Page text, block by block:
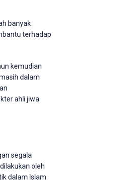
banyak
terhadap
kemudian
dalam
ahli jiwa
segala
oleh
dalam Islam.